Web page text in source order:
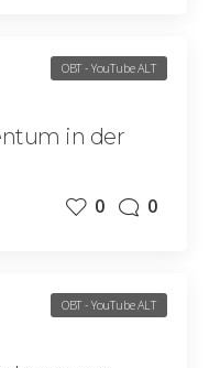
OBT - YouTube ALT
in der
0 0
OBT - YouTube ALT